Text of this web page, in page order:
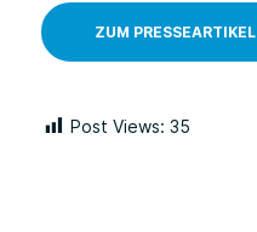
ZUM PRESSEARTIKEL
Post Views: 35